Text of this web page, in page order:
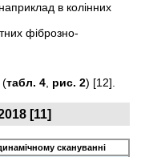
в колінних
фіб­розно-
(табл. 4, рис. 2) [12].
[11]
скануванні